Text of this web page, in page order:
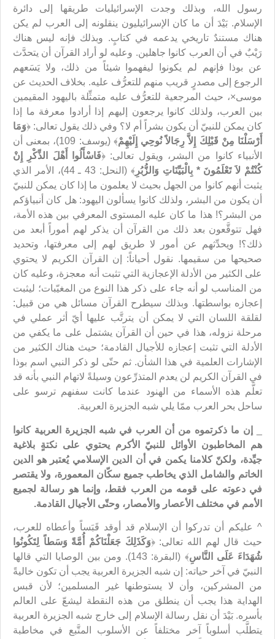
رسول الله، وبذلك وجدت الإسرائيليات طريقها إلى دائرة
الإسلام. بَيْدَ أن ما كان الإسرائيليون ينقلونه إلى العرب لم يكن
هناك مستندٌ تاريخي يدعمه في كتابٍ. وبذلك فإنه ليس هناك
رَيْبٌ في أن العرب كانوا جاهلين. وعليه لو أراد القرآن أن يتحدَّث
عن بوذا فإنهم لم يكونوا ليفهموا شيئاً من ذلك، ولا يَسَعهم
الرجوع إلى مصدرٍ قريب منهم للتعرُّف عليه. بخلاف الحديث عن
موسى×، حيث المرجعية للتعرُّف عليه متمثِّلة باليهود المقيمين
بين العرب، ولذلك كانوا يرجعون إليهم إذا أرادوا معرفة ما إذا
كان يمكن للنبيّ أن يكون بشراً أم لا؟ وفي ذلك يقول تعالى: ﴿وَمَا
أَرْسَلْنَا مِنْ قَبْلِكَ إِلاَّ رِجَالاً نُوحِي إِلَيْهِمْ
﴾ (يوسف: 109)، بمعنى أن
الأنبياء كانوا من البشر، ويقول تعالى: ﴿فَاسْأَلُوا أَهْلَ الذِّكْرِ إِنْ
كُنْتُمْ لاَ تَعْلَمُونَ * بِالْبَيِّنَاتِ وَالزُّبُرِ
﴾ (النحل: 43 ـ 44)، الأمر الذي
يثبت أنهم كانوا من الجهل بحيث لا يعلمون ما إذا كان يمكن للنبيّ
أن يكون من البشر، ولذلك كانوا يسألون اليهود: هل كان أنبياؤكم
من البشر؟! هذا ما كان عليه المستوى المعرفي بين هذه الأمة،
فهل تتوقَّعون بعد ذلك من القرآن أن يذكر لهم أموراً أبعد من
ذلك؟! ويحدِّثهم عن أمور لا طريق لهم إلى معرفتها، وتحديد
صحيحها من سقيمها. نقول أحياناً: إن القرآن الكريم لا يحتوي
على الكثير من الأدلة الإعجازية التي تثبت أنه معجزة، وعليه كان
من المناسب لو أنه جاء على ذكر هذا النوع من المغيّبات؛ ليثبت
إعجازه بواسطتها. وبذلك سيطرح القرآن مسائل هي من قبيل:
لقلقة اللسان التي لا يمكن أن يترتَّب عليها أيّ أثر عملي في
مرحلة نزوله، هذا في حين أن القرآن يشتمل على ما يكفي من
الأدلة التي تثبت إعجازه للأجيال القادمة؛ حيث هناك الكثير من
الإشارات العلمية في هذا الشأن. ثم حتّى لو ذكر النبي اسم بوذا
في القرآن الكريم لن يعدم المتذرِّعون وسيلةً لاتهام النبي بأنه قد
تعلَّم هذه الأسماء من الهنود عندما كانت سفنهم ترسو على
ساحل بحر العرب ممّا يلي شبه الجزيرة العربية.
إن ما ذكرتموه من أن العرب في شبه الجزيرة العربية كانوا
هم المخاطبون الأوائل للنبيّ الأكرم يحتوي على نكتةٍ بلاغية
جيِّدة، ولكنّ كلامنا يكمن في أن الدين الإسلامي يُعتبر هو الدين
الخاتم والشامل الذي يخاطب جميع سكّان المعمورة، ولا يقتصر
في دعوته على قومه من العرب فقط، وإنما هو رسالة لجميع
الأمم في مختلف الأعصار والأمصار، وحتّى الأجيال القادمة.
^ عليكم أن تدركوا أن الإسلام قد أوقد قَبَساً وأعطاه للعرب،
حيث قال لهم الله تعالى: ﴿وَكَذَلِكَ جَعَلْنَاكُمْ أُمَّةً وَسَطاً لِتَكُونُوا
شُهَدَاءَ عَلَى النَّاسِ
﴾ (البقرة: 143). ومن بين الوصايا التي قالها
النبيّ في آخر حياته: إن شبه الجزيرة العربية يجب أن تكون خاليةً
من المشركين، وأن لا يستوطنها غير المسلمين؛ لأن قبس
الهداية هذا يجب أن ينطلق من هذه النقطة ليشعّ على العالم
بأسره. بَيْدَ أن نقل رسالة الإسلام إلى خارج شبه الجزيرة العربية
يتطلَّب أسلوباً آخر مختلفاً عن الأسلوب المتَّبع في مخاطبة